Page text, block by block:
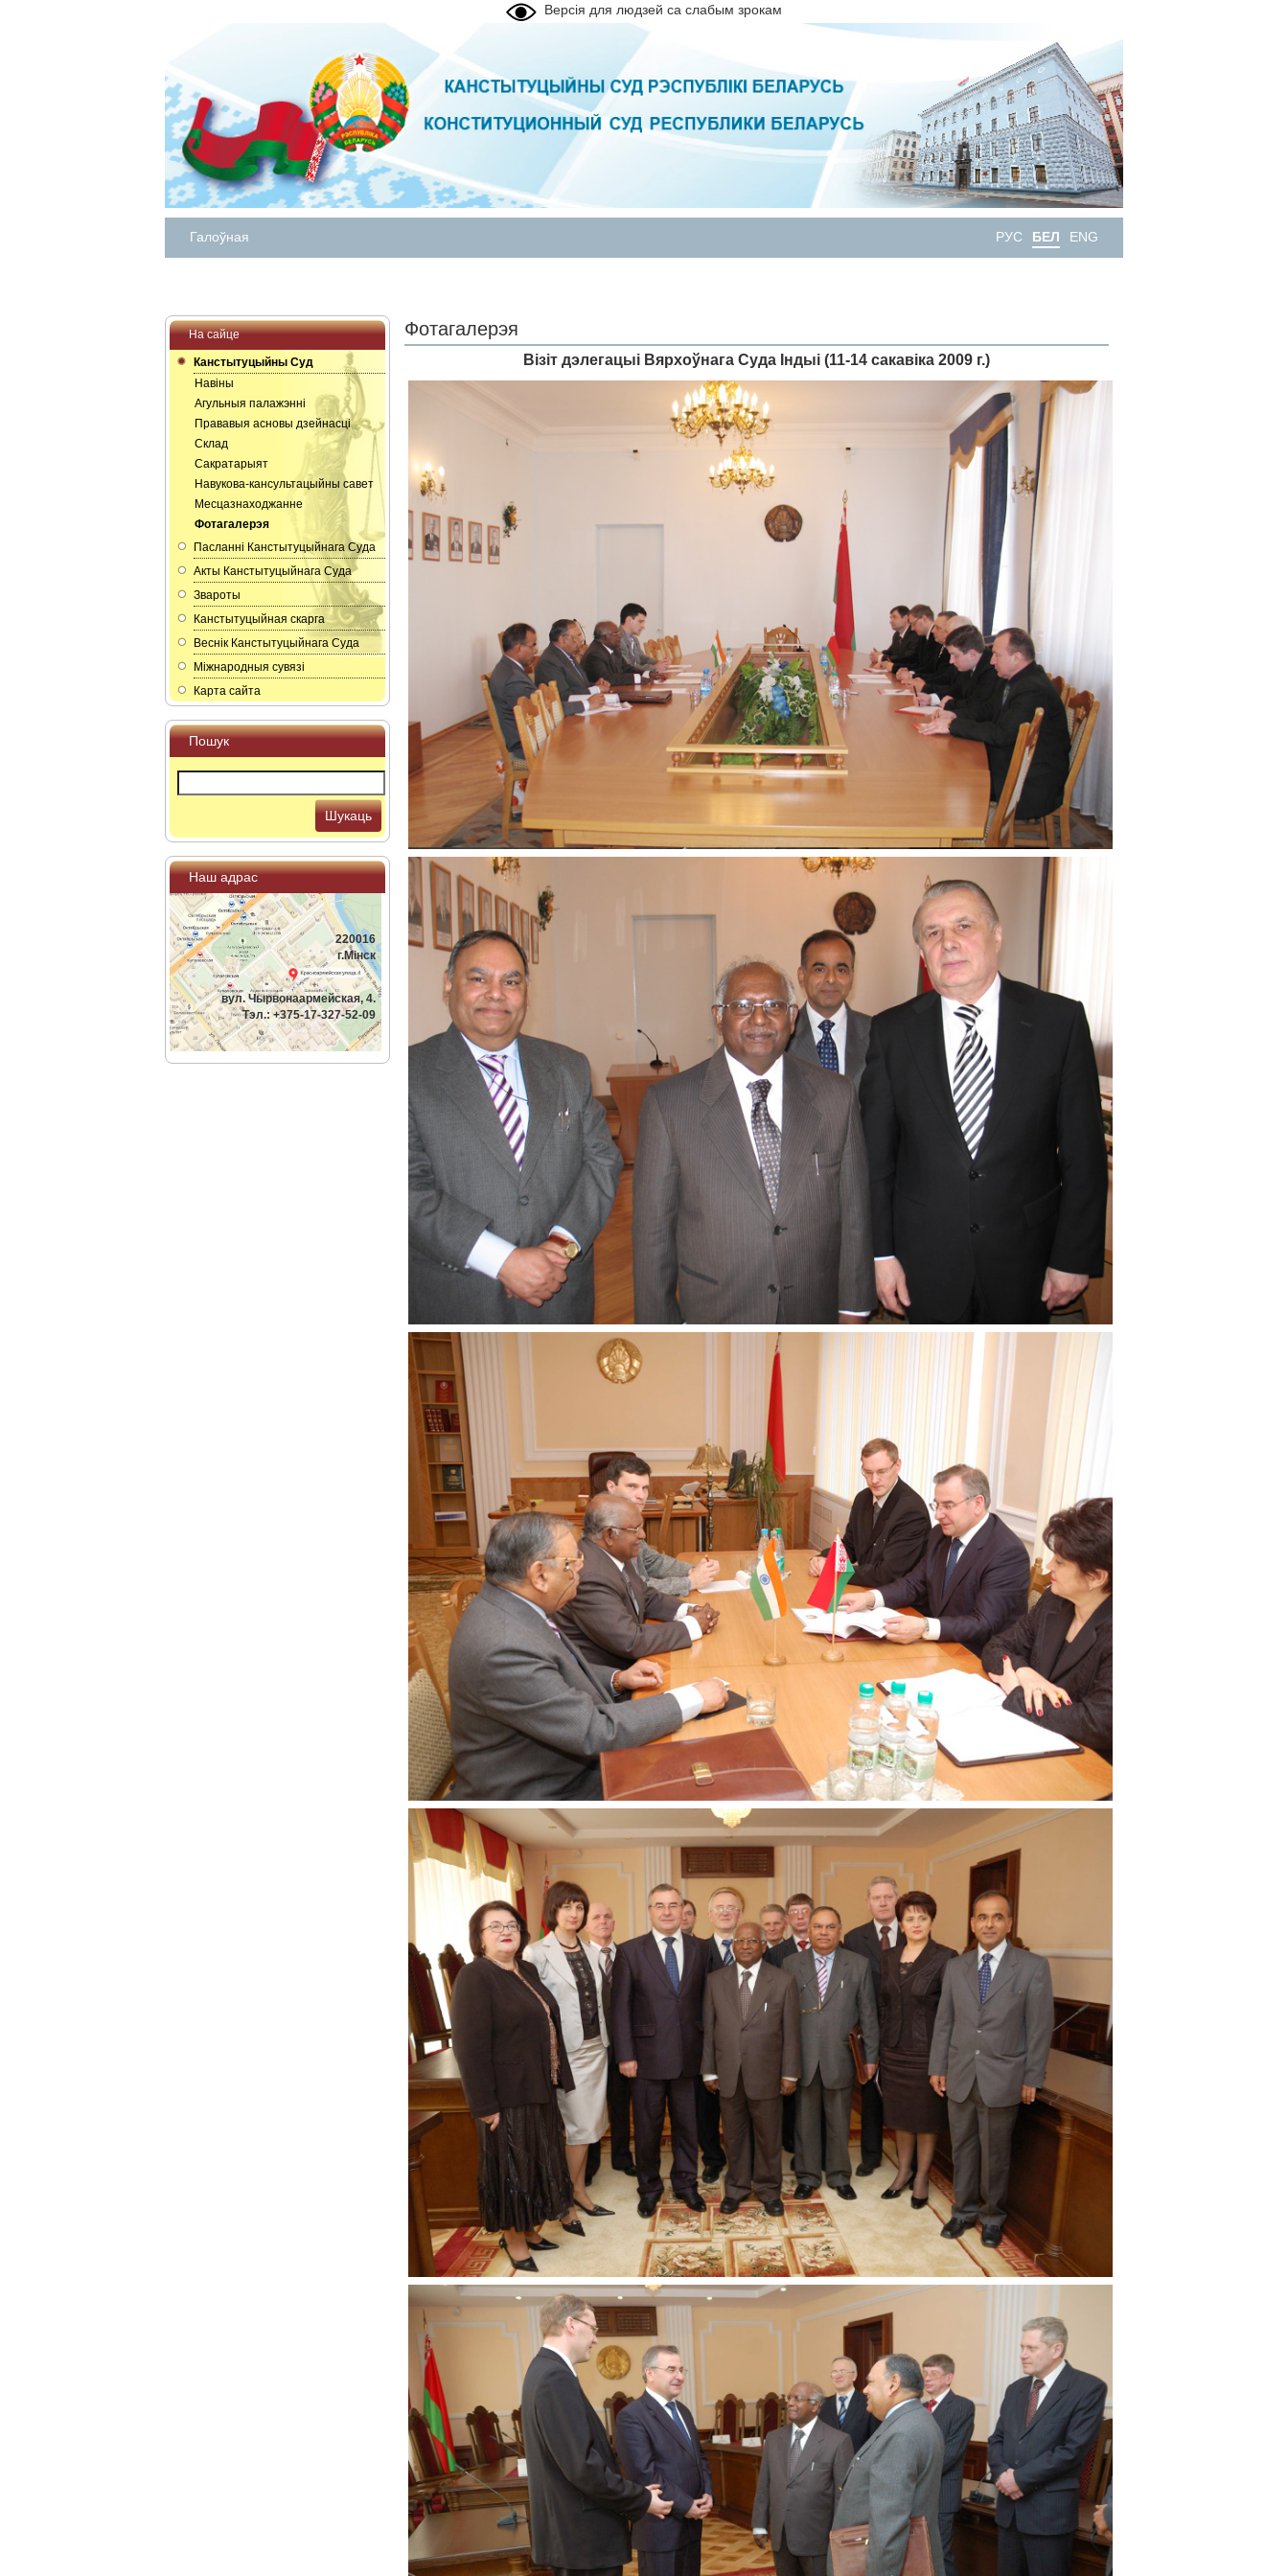
Версія для людзей са слабым зрокам
Галоўная РУС БЕЛ ENG
На сайце
Канстытуцыйны Суд
Навіны
Агульныя палажэнні
Прававыя асновы дзейнасці
Склад
Сакратарыят
Навукова-кансультацыйны савет
Месцазнаходжанне
Фотагалерэя
Пасланнi Канстытуцыйнага Суда
Акты Канстытуцыйнага Суда
Звароты
Канстытуцыйная скарга
Веснік Канстытуцыйнага Суда
Мiжнародныя сувязi
Карта сайта
Пошук
Шукаць
Наш адрас
220016
г.Мiнск
вул. Чырвонаармейская, 4.
Тэл.: +375-17-327-52-09
Фотагалерэя
Вiзiт дэлегацыi Вярхоўнага Суда Iндыi (11-14 сакавiка 2009 г.)